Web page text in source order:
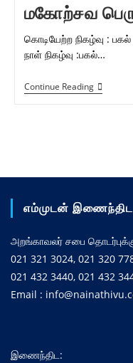
மகோற்சவ
கொடியேற்ற நிகழ்வு :
நாள் நிகழ்வு :பகல்…
Continue Readingமகோற்சவ
பெருவிழா
எம்முடன் இணைந்திட
அறங்காவலர் சபை
021 321 3024, 021 320
021 432 3440, 021 432
Email :
இணைந்திட: